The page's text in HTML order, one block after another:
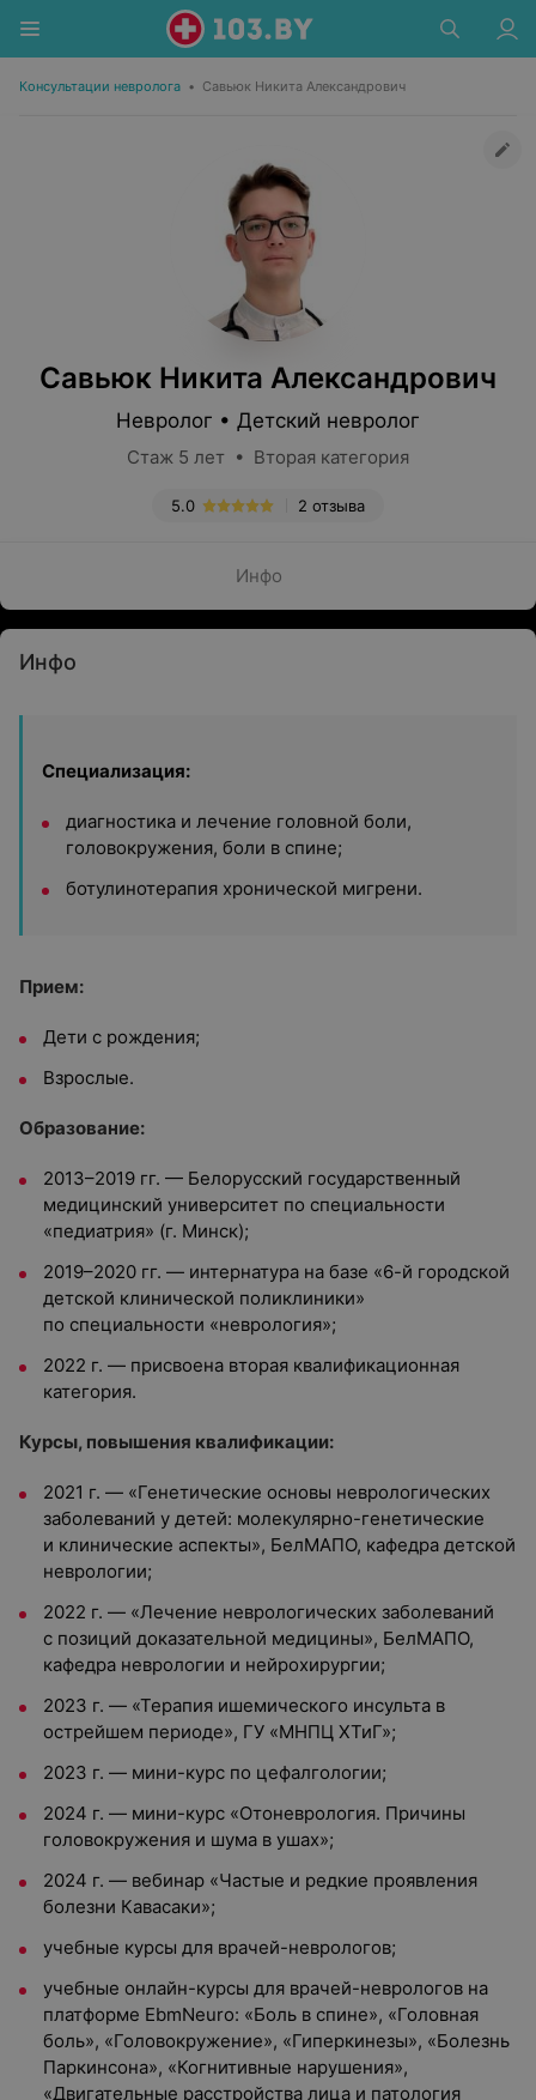
Консультации невролога • Савьюк Никита Александрович
Савьюк Никита Александрович
Невролог • Детский невролог
Стаж 5 лет • Вторая категория
2 отзыва
5.0
Инфо
Инфо
Специализация:
диагностика и лечение головной боли,
головокружения, боли в спине;
ботулинотерапия хронической мигрени.
Прием:
Дети с рождения;
Взрослые.
Образование:
2013–2019 гг. — Белорусский государственный
медицинский университет по специальности
«педиатрия» (г. Минск);
2019–2020 гг. — интернатура на базе «6-й городской
детской клинической поликлиники»
по специальности «неврология»;
2022 г. — присвоена вторая квалификационная
категория.
Курсы, повышения квалификации:
2021 г. — «Генетические основы неврологических
заболеваний у детей: молекулярно-генетические
и клинические аспекты», БелМАПО, кафедра детской
неврологии;
2022 г. — «Лечение неврологических заболеваний
с позиций доказательной медицины», БелМАПО,
кафедра неврологии и нейрохирургии;
2023 г. — «Терапия ишемического инсульта в
острейшем периоде», ГУ «МНПЦ ХТиГ»;
2023 г. — мини-курс по цефалгологии;
2024 г. — мини-курс «Отоневрология. Причины
головокружения и шума в ушах»;
2024 г. — вебинар «Частые и редкие проявления
болезни Кавасаки»;
учебные курсы для врачей-неврологов;
учебные онлайн-курсы для врачей-неврологов на
платформе EbmNeuro: «Боль в спине», «Головная
боль», «Головокружение», «Гиперкинезы», «Болезнь
Паркинсона», «Когнитивные нарушения»,
«Двигательные расстройства лица и патология